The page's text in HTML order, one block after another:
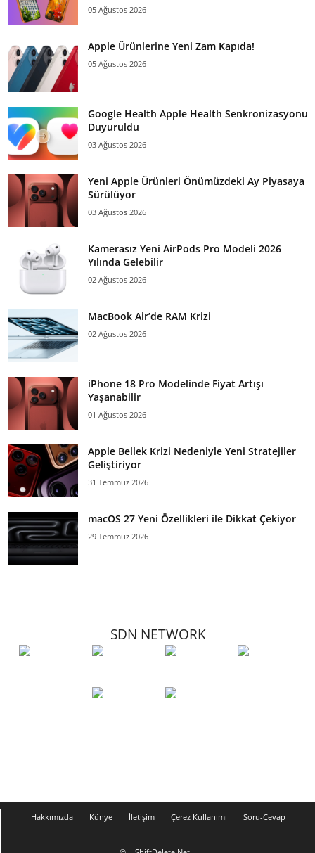
05 Ağustos 2026
Apple Ürünlerine Yeni Zam Kapıda!
05 Ağustos 2026
Google Health Apple Health Senkronizasyonu
Duyuruldu
03 Ağustos 2026
Yeni Apple Ürünleri Önümüzdeki Ay Piyasaya
Sürülüyor
03 Ağustos 2026
Kamerasız Yeni AirPods Pro Modeli 2026
Yılında Gelebilir
02 Ağustos 2026
MacBook Air’de RAM Krizi
02 Ağustos 2026
iPhone 18 Pro Modelinde Fiyat Artışı
Yaşanabilir
01 Ağustos 2026
Apple Bellek Krizi Nedeniyle Yeni Stratejiler
Geliştiriyor
31 Temmuz 2026
macOS 27 Yeni Özellikleri ile Dikkat Çekiyor
29 Temmuz 2026
SDN NETWORK
Hakkımızda Künye İletişim Çerez Kullanımı Soru-Cevap